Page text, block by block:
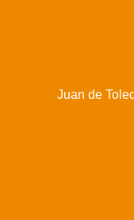
Juan de